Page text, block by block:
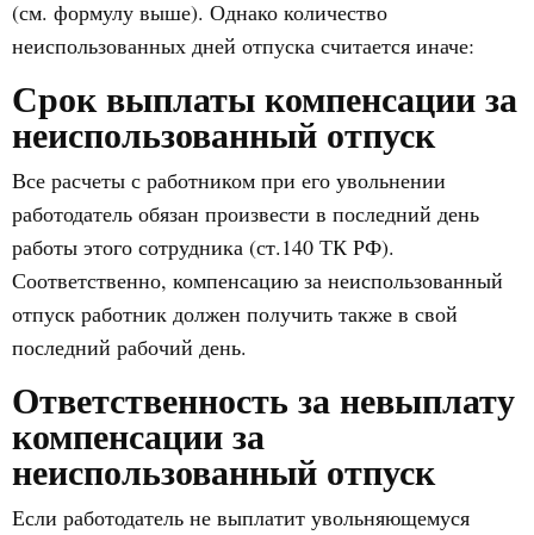
(см. формулу выше). Однако количество
неиспользованных дней отпуска считается иначе:
Срок выплаты компенсации за
неиспользованный отпуск
Все расчеты с работником при его увольнении
работодатель обязан произвести в последний день
работы этого сотрудника (ст.140 ТК РФ).
Соответственно, компенсацию за неиспользованный
отпуск работник должен получить также в свой
последний рабочий день.
Ответственность за невыплату
компенсации за
неиспользованный отпуск
Если работодатель не выплатит увольняющемуся